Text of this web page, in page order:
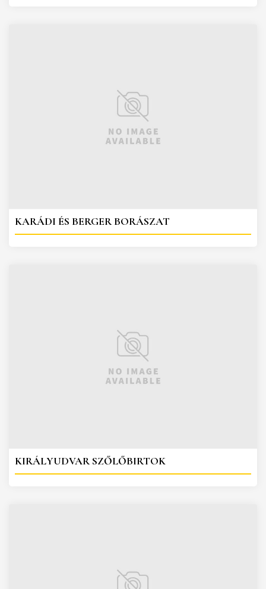
KARÁDI ÉS BERGER BORÁSZAT
KIRÁLYUDVAR SZŐLŐBIRTOK